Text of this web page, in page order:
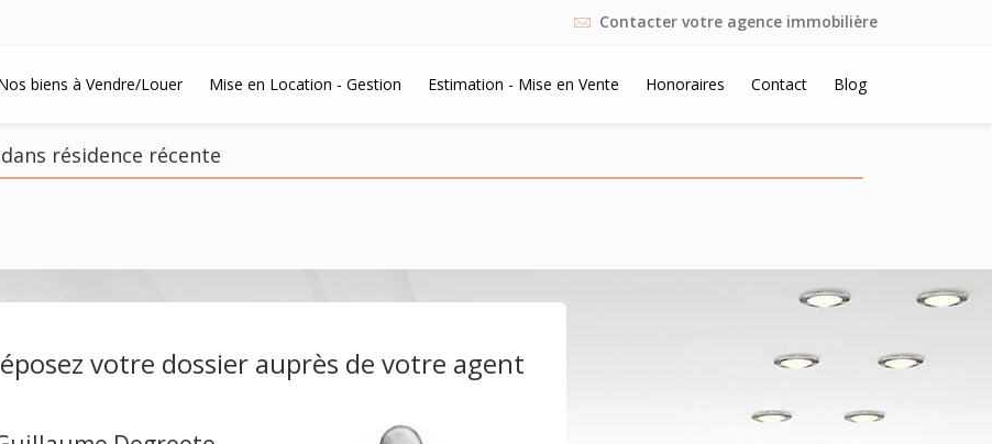
Contacter votre agence immobilière
biens à Vendre/Louer Mise en Location - Gestion Estimation - Mise en Vente Honoraires Contact Blog
résidence récente
votre dossier auprès de votre agent